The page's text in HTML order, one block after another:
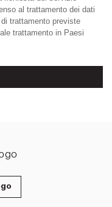
al trattamento dei dati
trattamento previste
trattamento in Paesi